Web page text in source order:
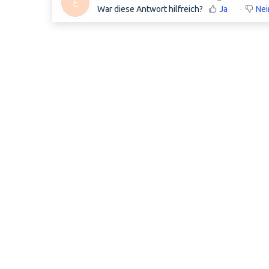
E
War diese Antwort hilfreich?
Ja